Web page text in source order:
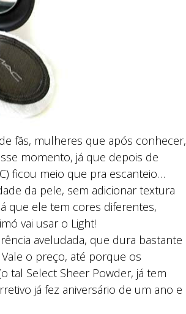
fãs, mulheres que após conhecer,
momento, já que depois de
ficou meio que pra escanteio…
da pele, sem adicionar textura
que ele tem cores diferentes,
vai usar o Light!
aveludada, que dura bastante
o preço, até porque os
tal Select Sheer Powder, já tem
já fez aniversário de um ano e